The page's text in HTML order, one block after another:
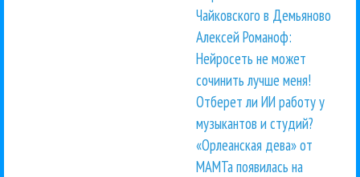
Чайковского в Демьяново
Алексей Романоф:
Нейросеть не может
сочинить лучше меня!
Отберет ли ИИ работу у
музыкантов и студий?
«Орлеанская дева» от
МАМТа появилась на